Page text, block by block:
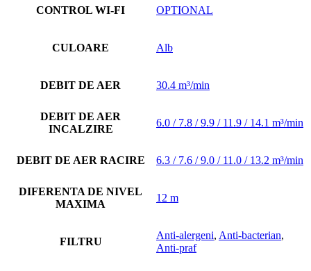
CONTROL WI-FI OPTIONAL
CULOARE Alb
DEBIT DE AER 30.4 m³/min
DEBIT DE AER
INCALZIRE
6.0 / 7.8 / 9.9 / 11.9 / 14.1 m³/min
DEBIT DE AER RACIRE 6.3 / 7.6 / 9.0 / 11.0 / 13.2 m³/min
DIFERENTA DE NIVEL
MAXIMA
12 m
FILTRU
Anti-alergeni, Anti-bacterian,
Anti-praf